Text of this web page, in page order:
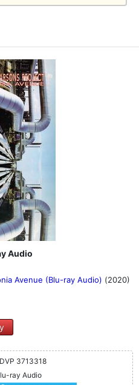
Audio
Avenue (Blu-ray Audio) (2020)
3713318
ray Audio